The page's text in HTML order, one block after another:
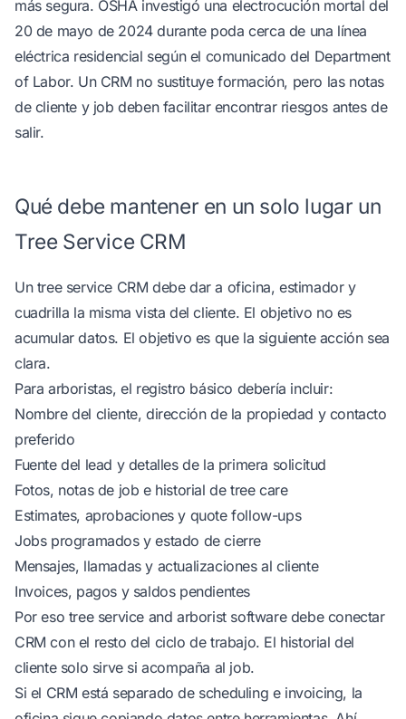
más segura. OSHA investigó una electrocución mortal del
20 de mayo de 2024 durante poda cerca de una línea
eléctrica residencial según el comunicado del Department
of Labor. Un CRM no sustituye formación, pero las notas
de cliente y job deben facilitar encontrar riesgos antes de
salir.
Qué debe mantener en un solo lugar un
Tree Service CRM
Un tree service CRM debe dar a oficina, estimador y
cuadrilla la misma vista del cliente. El objetivo no es
acumular datos. El objetivo es que la siguiente acción sea
clara.
Para arboristas, el registro básico debería incluir:
Nombre del cliente, dirección de la propiedad y contacto
preferido
Fuente del lead y detalles de la primera solicitud
Fotos, notas de job e historial de tree care
Estimates, aprobaciones y quote follow-ups
Jobs programados y estado de cierre
Mensajes, llamadas y actualizaciones al cliente
Invoices, pagos y saldos pendientes
Por eso tree service and arborist softwaredebe conectar
CRM con el resto del ciclo de trabajo. El historial del
cliente solo sirve si acompaña al job.
Si el CRM está separado de scheduling e invoicing, la